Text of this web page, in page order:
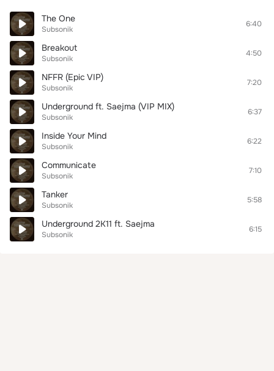
The One
Subsonik
6:40
Breakout
Subsonik
4:50
NFFR (Epic VIP)
Subsonik
7:20
Underground ft. Saejma (VIP MIX)
Subsonik
6:37
Inside Your Mind
Subsonik
6:22
Communicate
Subsonik
7:10
Tanker
Subsonik
5:58
Underground 2K11 ft. Saejma
Subsonik
6:15